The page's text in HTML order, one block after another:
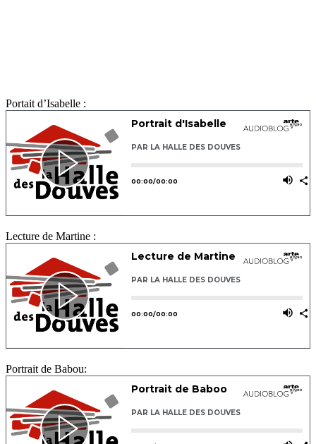
Portait d’Isabelle :
Lecture de Martine :
Portrait de Babou: